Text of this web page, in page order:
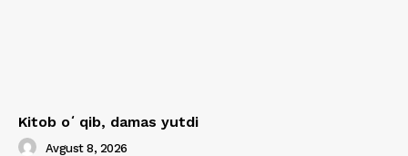
Kitob oʻqib, damas yutdi
Avgust 8, 2026